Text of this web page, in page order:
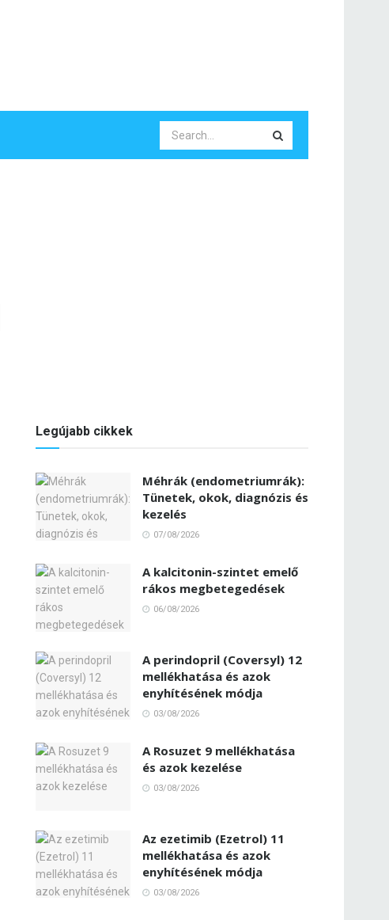
Legújabb cikkek
Méhrák (endometriumrák):
Tünetek, okok, diagnózis és
kezelés
07/08/2026
A kalcitonin-szintet emelő
rákos megbetegedések
06/08/2026
A perindopril (Coversyl) 12
mellékhatása és azok
enyhítésének módja
03/08/2026
A Rosuzet 9 mellékhatása
és azok kezelése
03/08/2026
Az ezetimib (Ezetrol) 11
mellékhatása és azok
enyhítésének módja
03/08/2026